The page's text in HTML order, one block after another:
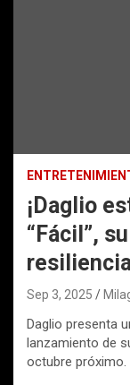
¡Daglio
“Fácil”,
Sep 3, 2025
Daglio presenta
lanzamiento de
octubre próximo.